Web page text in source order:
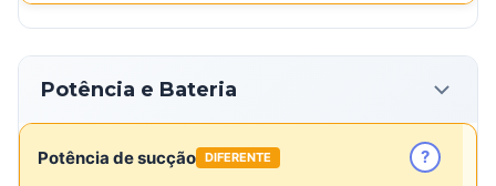
Potência e Bateria
Potência de sucção DIFERENTE ?